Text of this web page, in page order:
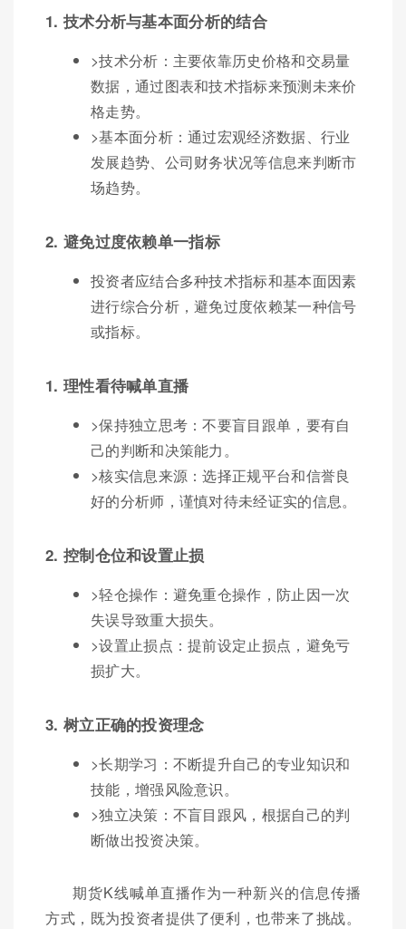
1. 技术分析与基本面分析的结合
>技术分析：主要依靠历史价格和交易量
数据，通过图表和技术指标来预测未来价
格走势。
>基本面分析：通过宏观经济数据、行业
发展趋势、公司财务状况等信息来判断市
场趋势。
2. 避免过度依赖单一指标
投资者应结合多种技术指标和基本面因素
进行综合分析，避免过度依赖某一种信号
或指标。
1. 理性看待喊单直播
>保持独立思考：不要盲目跟单，要有自
己的判断和决策能力。
>核实信息来源：选择正规平台和信誉良
好的分析师，谨慎对待未经证实的信息。
2. 控制仓位和设置止损
>轻仓操作：避免重仓操作，防止因一次
失误导致重大损失。
>设置止损点：提前设定止损点，避免亏
损扩大。
3. 树立正确的投资理念
>长期学习：不断提升自己的专业知识和
技能，增强风险意识。
>独立决策：不盲目跟风，根据自己的判
断做出投资决策。
期货K线喊单直播作为一种新兴的信息传播
方式，既为投资者提供了便利，也带来了挑战。